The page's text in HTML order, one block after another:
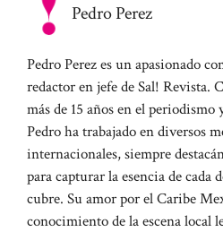
Pedro Perez
Pedro Perez es un apasionado
redactor en jefe de Sal! Revista.
más de 15 años en el
Pedro ha trabajado en diversos
internacionales, siempre
para capturar la esencia de cada
cubre. Su amor por el Caribe
conocimiento de la escena local